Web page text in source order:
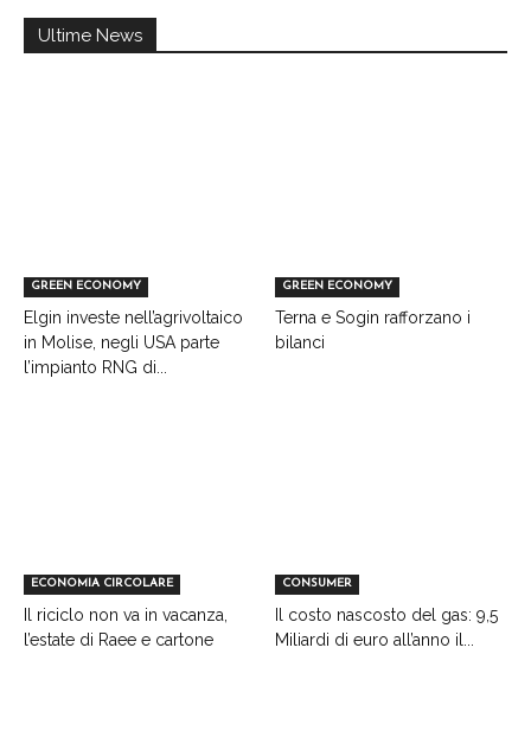
Ultime News
GREEN ECONOMY
Elgin investe nell’agrivoltaico
in Molise, negli USA parte
l’impianto RNG di...
GREEN ECONOMY
Terna e Sogin rafforzano i
bilanci
ECONOMIA CIRCOLARE
Il riciclo non va in vacanza,
l’estate di Raee e cartone
CONSUMER
Il costo nascosto del gas: 9,5
Miliardi di euro all’anno il...